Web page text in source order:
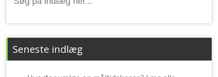
for:
Seneste indlæg